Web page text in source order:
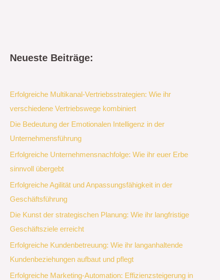
Neueste Beiträge:
Erfolgreiche Multikanal-Vertriebsstrategien: Wie ihr
verschiedene Vertriebswege kombiniert
Die Bedeutung der Emotionalen Intelligenz in der
Unternehmensführung
Erfolgreiche Unternehmensnachfolge: Wie ihr euer Erbe
sinnvoll übergebt
Erfolgreiche Agilität und Anpassungsfähigkeit in der
Geschäftsführung
Die Kunst der strategischen Planung: Wie ihr langfristige
Geschäftsziele erreicht
Erfolgreiche Kundenbetreuung: Wie ihr langanhaltende
Kundenbeziehungen aufbaut und pflegt
Erfolgreiche Marketing-Automation: Effizienzsteigerung in